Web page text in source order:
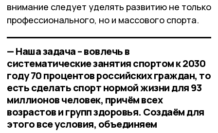
внимание следует уделять развитию не только
профессионального, но и массового спорта.
— Наша задача – вовлечь в
систематические занятия спортом к 2030
году 70 процентов российских граждан, то
есть сделать спорт нормой жизни для 93
миллионов человек, причём всех
возрастов и групп здоровья. Создаём для
этого все условия, объединяем